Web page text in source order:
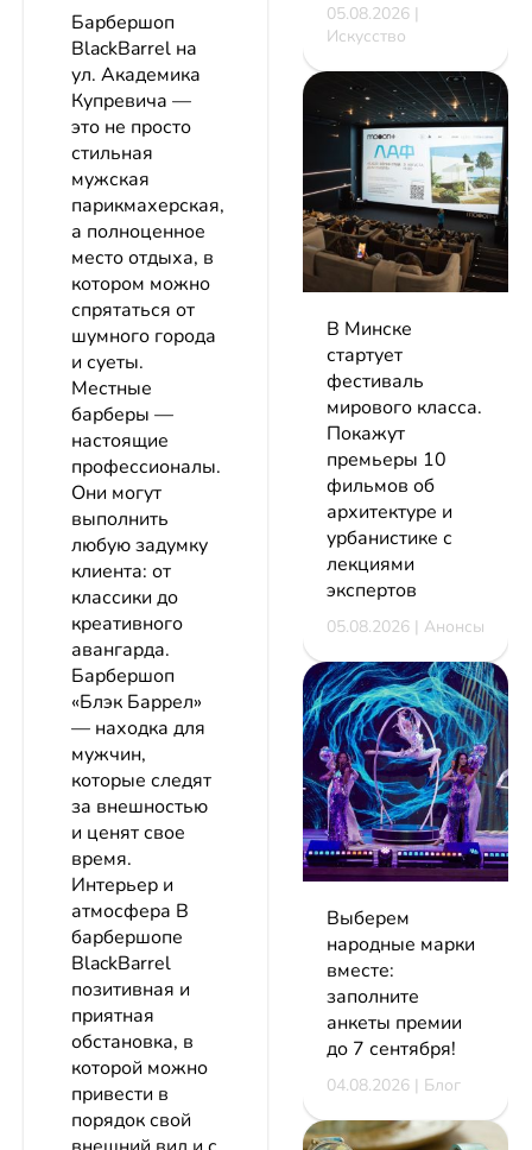
Барбершоп
BlackBarrel на
ул. Академика
Купревича —
это не просто
стильная
мужская
парикмахерская,
а полноценное
место отдыха, в
котором можно
спрятаться от
шумного города
и суеты.
Местные
барберы —
настоящие
профессионалы.
Они могут
выполнить
любую задумку
клиента: от
классики до
креативного
авангарда.
Барбершоп
«Блэк Баррел»
— находка для
мужчин,
которые следят
за внешностью
и ценят свое
время.
Интерьер и
атмосфера В
барбершопе
BlackBarrel
позитивная и
приятная
обстановка, в
которой можно
привести в
порядок свой
05.08.2026 |
Искусство
В Минске
стартует
фестиваль
мирового класса.
Покажут
премьеры 10
фильмов об
архитектуре и
урбанистике с
лекциями
экспертов
05.08.2026 | Анонсы
Выберем
народные марки
вместе:
заполните
анкеты премии
до 7 сентября!
04.08.2026 | Блог